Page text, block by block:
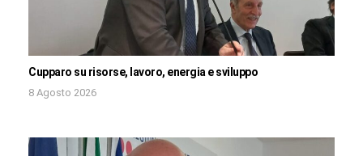
Cupparo su risorse, lavoro, energia e sviluppo
8 Agosto 2026